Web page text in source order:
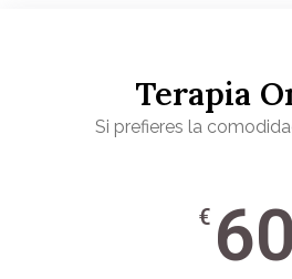
Terapia
Si prefieres la
€ 60